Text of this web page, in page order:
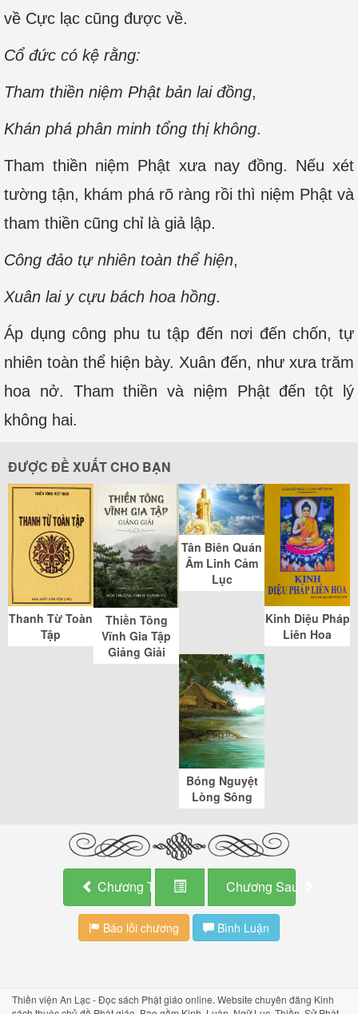
về Cực lạc cũng được về.
Cổ đức có kệ rằng:
Tham thiền niệm Phật bản lai đồng,
Khán phá phân minh tổng thị không.
Tham thiền niệm Phật xưa nay đồng. Nếu xét
tường tận, khám phá rõ ràng rồi thì niệm Phật và
tham thiền cũng chỉ là giả lập.
Công đảo tự nhiên toàn thể hiện,
Xuân lai y cựu bách hoa hồng.
Áp dụng công phu tu tập đến nơi đến chốn, tự
nhiên toàn thể hiện bày. Xuân đến, như xưa trăm
hoa nở. Tham thiền và niệm Phật đến tột lý
không hai.
ĐƯỢC ĐỀ XUẤT CHO BẠN
Thanh Từ Toàn
Tập
Thiền Tông
Vĩnh Gia Tập
Giảng Giải
Tân Biên Quán
Âm Linh Cảm
Lục
Kinh Diệu Pháp
Liên Hoa
Bóng Nguyệt
Lòng Sông
Chương Trước Chương Sau
Báo lỗi chương Bình Luận
Thiền viện An Lạc - Đọc sách Phật giáo online. Website chuyên đăng Kinh